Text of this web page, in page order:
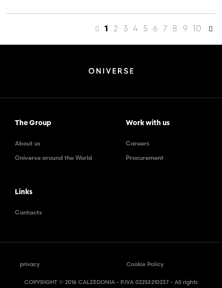
1 2 3 4 5 6 7 8 9 10
The Group
About us
Oniverse around the World
Work with us
Careers
Procurement
Links
Contacts
privacy Cookie Policy
COPYRIGHT © 2016 CALZEDONIA - P.IVA 02253210237 - All rights